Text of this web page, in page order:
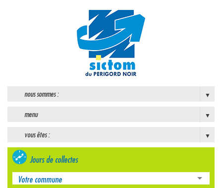
nous sommes :
menu
vous êtes :
Jours de collectes